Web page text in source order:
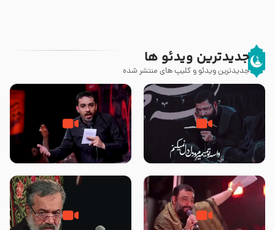
جدیدترین ویدئو ها
جدیدترین ویدئو و کلیپ های منتشر شده
مصداق کربلا – حاج حسین سیب
سرخی
شور ، حسینا! به‌ حق زهرا «أُنْظُرْ
إِلَینا» – عزاداری شب هفتم ماه